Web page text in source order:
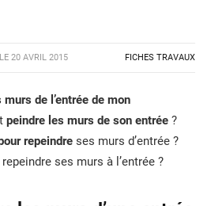
LE 20 AVRIL 2015 FICHES TRAVAUX
de l’entrée de mon
peindre les murs de son entrée ?
repeindre ses murs d’entrée ?
ses murs à l’entrée ?